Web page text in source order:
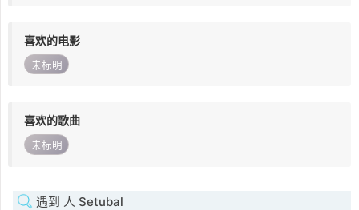
喜欢的电影
未标明
喜欢的歌曲
未标明
遇到 人 Setubal